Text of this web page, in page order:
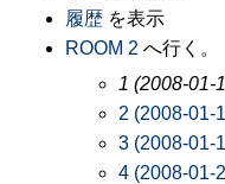
履歴 を表示
ROOM 2 へ行く。
1 (2008-01-
2 (2008-01-
3 (2008-01-
4 (2008-01-